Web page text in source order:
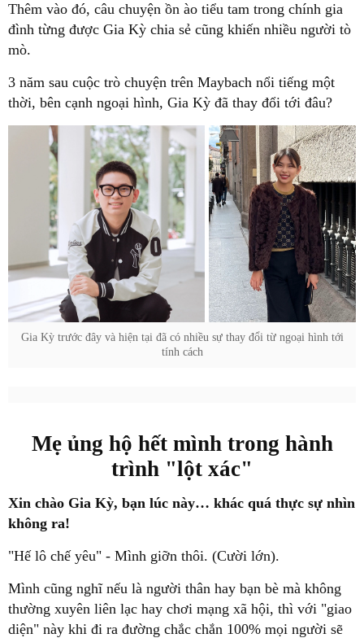
Thêm vào đó, câu chuyện ồn ào tiểu tam trong chính gia
đình từng được Gia Kỳ chia sẻ cũng khiến nhiều người tò
mò.
3 năm sau cuộc trò chuyện trên Maybach nổi tiếng một
thời, bên cạnh ngoại hình, Gia Kỳ đã thay đổi tới đâu?
Gia Kỳ trước đây và hiện tại đã có nhiều sự thay đổi từ ngoại hình tới
tính cách
Mẹ ủng hộ hết mình trong hành
trình "lột xác"
Xin chào Gia Kỳ, bạn lúc này… khác quá thực sự nhìn
không ra!
"Hế lô chế yêu" - Mình giỡn thôi. (Cười lớn).
Mình cũng nghĩ nếu là người thân hay bạn bè mà không
thường xuyên liên lạc hay chơi mạng xã hội, thì với "giao
diện" này khi đi ra đường chắc chắn 100% mọi người sẽ